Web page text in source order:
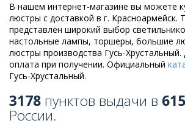
В нашем интернет-магазине вы можете
люстры с доставкой в г. Красноармейск.
представлен широкий выбор
настольные лампы, торшеры, большие
люстры производства Гусь-
оплата при получении. Официальный
Гусь-Хрустальный.
3178 пунктов выдачи в 615
России.